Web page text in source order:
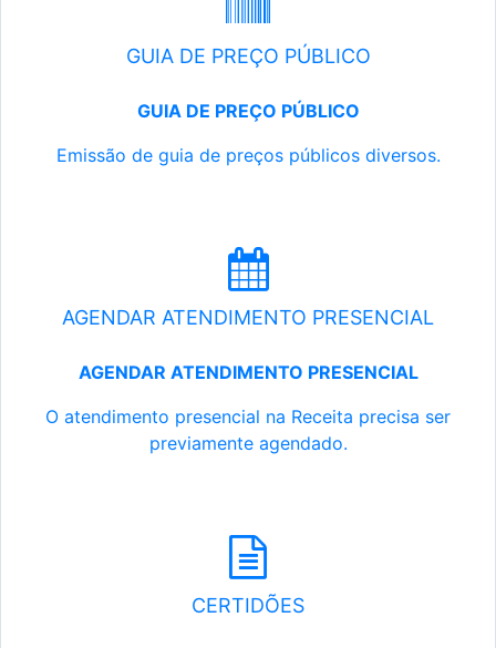
GUIA DE PREÇO PÚBLICO
GUIA DE PREÇO PÚBLICO
Emissão de guia de preços públicos diversos.
AGENDAR ATENDIMENTO PRESENCIAL
AGENDAR ATENDIMENTO PRESENCIAL
O atendimento presencial na Receita precisa ser
previamente agendado.
CERTIDÕES